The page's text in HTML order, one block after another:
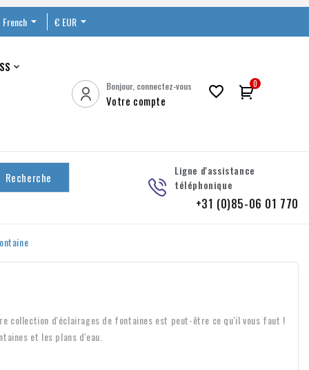
French € EUR

Bonjour, connectez-vous
Votre compte
 0
Recherche
Ligne d'assistance
téléphonique
+31 (0)85-06 01 770
collection d'éclairages de fontaines est peut-être ce qu'il vous faut !
et les plans d'eau.